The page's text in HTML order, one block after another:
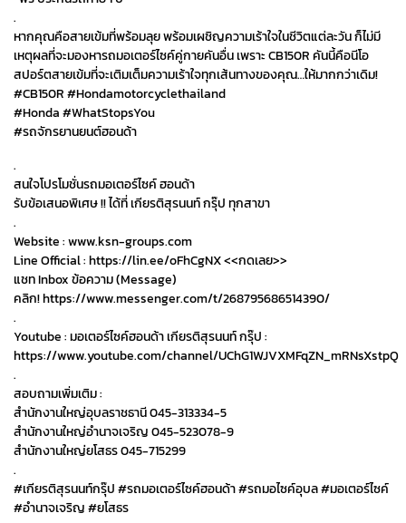
.
หากคุณคือสายเข้มที่พร้อมลุย พร้อมเผชิญความเร้าใจในชีวิตแต่ละวัน ก็ไม่มี
เหตุผลที่จะมองหารถมอเตอร์ไซค์คู่กายคันอื่น เพราะ CB150R คันนี้คือนีโอ
สปอร์ตสายเข้มที่จะเติมเต็มความเร้าใจทุกเส้นทางของคุณ…ให้มากกว่าเดิม!
#CB150R #Hondamotorcyclethailand
#Honda #WhatStopsYou
#รถจักรยานยนต์ฮอนด้า
.
สนใจโปรโมชั่นรถมอเตอร์ไซค์ ฮอนด้า
รับข้อเสนอพิเศษ !! ได้ที่ เกียรติสุรนนท์ กรุ๊ป ทุกสาขา
.
Website : www.ksn-groups.com
Line Official : https://lin.ee/oFhCgNX <<กดเลย>>
แชท Inbox ข้อความ (Message)
คลิก! https://www.messenger.com/t/268795686514390/
.
Youtube : มอเตอร์ไซค์ฮอนด้า เกียรติสุรนนท์ กรุ๊ป :
https://www.youtube.com/channel/UChG1WJVXMFqZN_mRNsXstpQ
.
สอบถามเพิ่มเติม :
สำนักงานใหญ่อุบลราชธานี 045-313334-5
สำนักงานใหญ่อำนาจเจริญ 045-523078-9
สำนักงานใหญ่ยโสธร 045-715299
.
#เกียรติสุรนนท์กรุ๊ป #รถมอเตอร์ไซค์ฮอนด้า #รถมอไซค์อุบล #มอเตอร์ไซค์
#อำนาจเจริญ #ยโสธร